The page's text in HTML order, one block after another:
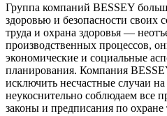
Группа компаний BESSEY
здоровью и безопасности своих
труда и охрана здоровья —
производственных процессов,
экономические и социальные
планирования. Компания
исключить несчастные случаи
неукоснительно соблюдаем все
законы и предписания по охране